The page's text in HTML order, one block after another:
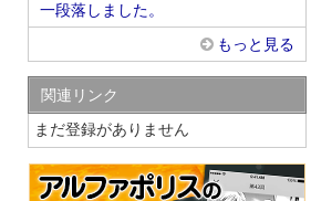
一段落しました。
もっと見る
関連リンク
まだ登録がありません